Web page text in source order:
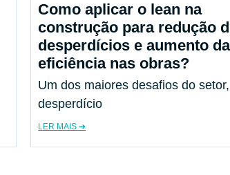
Como aplicar o lean na
construção para redução
desperdícios e aumento da
eficiência nas obras?
Um dos maiores desafios do
desperdício
LER MAIS ➔